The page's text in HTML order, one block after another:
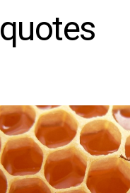
quotes